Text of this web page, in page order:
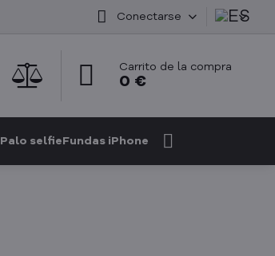
Conectarse
Carrito de la compra
0 €
Palo selfie Fundas iPhone